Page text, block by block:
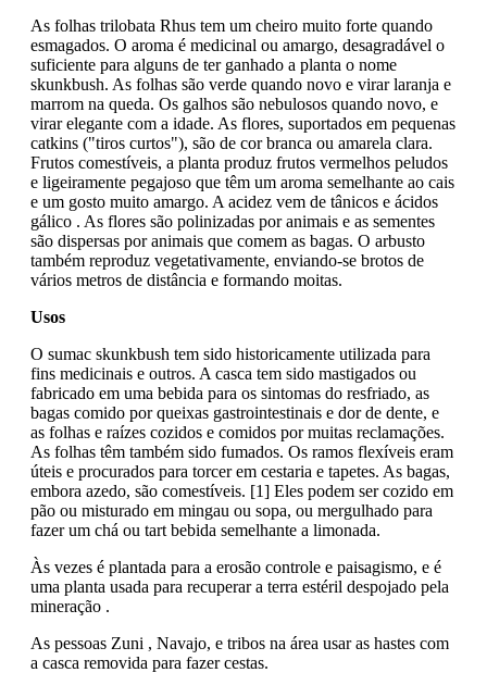
As folhas trilobata Rhus tem um cheiro muito forte quando
esmagados. O aroma é medicinal ou amargo, desagradável o
suficiente para alguns de ter ganhado a planta o nome
skunkbush. As folhas são verde quando novo e virar laranja e
marrom na queda. Os galhos são nebulosos quando novo, e
virar elegante com a idade. As flores, suportados em pequenas
catkins ("tiros curtos"), são de cor branca ou amarela clara.
Frutos comestíveis, a planta produz frutos vermelhos peludos
e ligeiramente pegajoso que têm um aroma semelhante ao cais
e um gosto muito amargo. A acidez vem de tânicos e ácidos
gálico . As flores são polinizadas por animais e as sementes
são dispersas por animais que comem as bagas. O arbusto
também reproduz vegetativamente, enviando-se brotos de
vários metros de distância e formando moitas.
Usos
O sumac skunkbush tem sido historicamente utilizada para
fins medicinais e outros. A casca tem sido mastigados ou
fabricado em uma bebida para os sintomas do resfriado, as
bagas comido por queixas gastrointestinais e dor de dente, e
as folhas e raízes cozidos e comidos por muitas reclamações.
As folhas têm também sido fumados. Os ramos flexíveis eram
úteis e procurados para torcer em cestaria e tapetes. As bagas,
embora azedo, são comestíveis. [1] Eles podem ser cozido em
pão ou misturado em mingau ou sopa, ou mergulhado para
fazer um chá ou tart bebida semelhante a limonada.
Às vezes é plantada para a erosão controle e paisagismo, e é
uma planta usada para recuperar a terra estéril despojado pela
mineração .
As pessoas Zuni , Navajo, e tribos na área usar as hastes com
a casca removida para fazer cestas.